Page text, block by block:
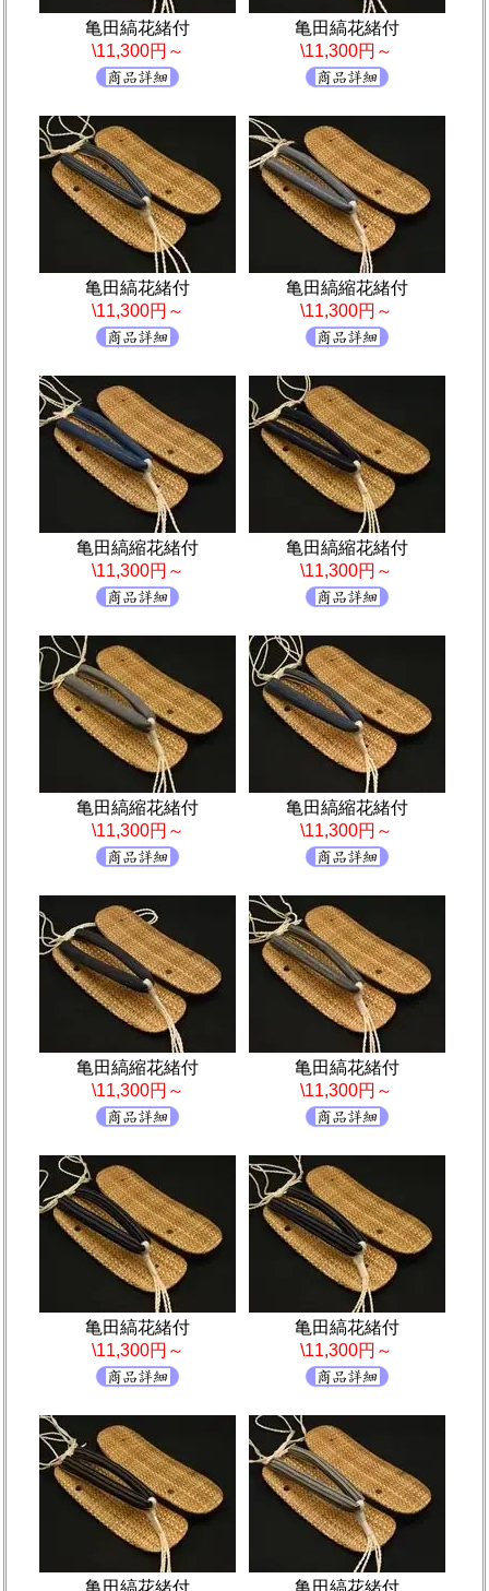
亀田縞花緒付
\11,300円～
亀田縞花緒付
\11,300円～
亀田縞花緒付
\11,300円～
亀田縞縮花緒付
\11,300円～
亀田縞縮花緒付
\11,300円～
亀田縞縮花緒付
\11,300円～
亀田縞縮花緒付
\11,300円～
亀田縞縮花緒付
\11,300円～
亀田縞縮花緒付
\11,300円～
亀田縞花緒付
\11,300円～
亀田縞花緒付
\11,300円～
亀田縞花緒付
\11,300円～
亀田縞花緒付 亀田縞花緒付